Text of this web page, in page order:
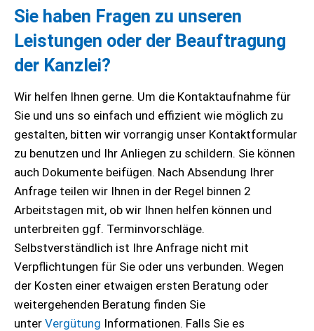
Sie haben Fragen zu unseren
Leistungen oder der Beauftragung
der Kanzlei?
Wir helfen Ihnen gerne. Um die Kontaktaufnahme für
Sie und uns so einfach und effizient wie möglich zu
gestalten, bitten wir vorrangig unser Kontaktformular
zu benutzen und Ihr Anliegen zu schildern. Sie können
auch Dokumente beifügen. Nach Absendung Ihrer
Anfrage teilen wir Ihnen in der Regel binnen 2
Arbeitstagen mit, ob wir Ihnen helfen können und
unterbreiten ggf. Terminvorschläge.
Selbstverständlich ist Ihre Anfrage nicht mit
Verpflichtungen für Sie oder uns verbunden. Wegen
der Kosten einer etwaigen ersten Beratung oder
weitergehenden Beratung finden Sie
unter Vergütung Informationen. Falls Sie es